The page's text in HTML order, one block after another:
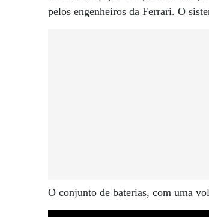
pelos engenheiros da Ferrari. O
O conjunto de baterias, com uma